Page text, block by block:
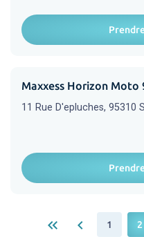
Maxxess Horizon Moto
11 Rue D'epluches, 95310
keyboard_double_arrow_left keyboard_arrow_left 1 2